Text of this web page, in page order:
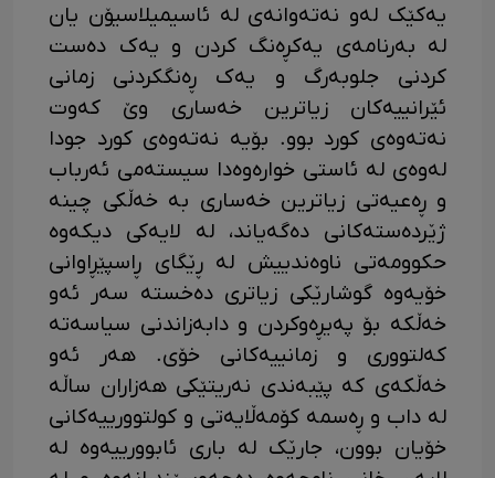
یەکێک لەو نەتەوانەی لە ئاسیمیلاسیۆن یان
لە بەرنامەی یەکڕەنگ کردن و یەک دەست
کردنی جلوبەرگ و یەک ڕەنگکردنی زمانی
ئێرانییەکان زیاترین خەساری وێ کەوت
نەتەوەی کورد بوو. بۆیە نەتەوەی کورد جودا
لەوەی لە ئاستی خوارەوەدا سیستەمی ئەرباب
و ڕەعیەتی زیاترین خەساری بە خەڵکی چینە
ژێردەستەکانی دەگەیاند، لە لایەکی دیکەوە
حکوومەتی ناوەندییش لە ڕێگای ڕاسپێڕاوانی
خۆیەوە گوشارێکی زیاتری دەخستە سەر ئەو
خەڵکە بۆ پەیڕەوکردن و دابەزاندنی سیاسەتە
کەلتووری و زمانییەکانی خۆی. هەر ئەو
خەڵکەی کە پێبەندی نەریتێکی هەزاران ساڵە
لە داب و ڕەسمە کۆمەڵایەتی و کولتوورییەکانی
خۆیان بوون، جارێک لە باری ئابوورییەوە لە